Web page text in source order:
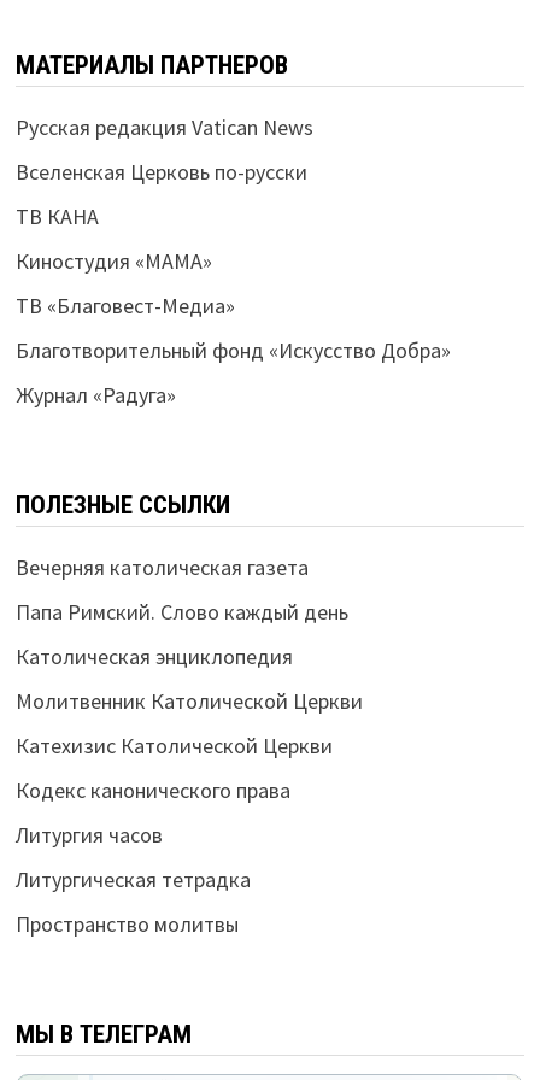
МАТЕРИАЛЫ ПАРТНЕРОВ
Русская редакция Vatican News
Вселенская Церковь по-русски
ТВ КАНА
Киностудия «МАМА»
ТВ «Благовест-Медиа»
Благотворительный фонд «Искусство Добра»
Журнал «Радуга»
ПОЛЕЗНЫЕ ССЫЛКИ
Вечерняя католическая газета
Папа Римский. Слово каждый день
Католическая энциклопедия
Молитвенник Католической Церкви
Катехизис Католической Церкви
Кодекс канонического права
Литургия часов
Литургическая тетрадка
Пространство молитвы
МЫ В ТЕЛЕГРАМ